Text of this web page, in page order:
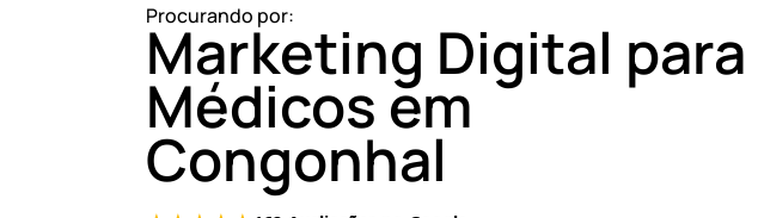
Procurando por:
Marketing Digital para
Médicos em
Congonhal